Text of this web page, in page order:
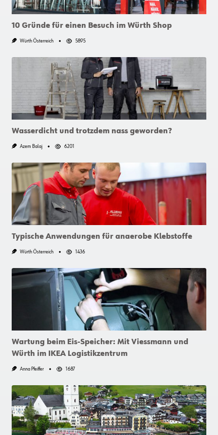
10 Gründe für einen Besuch im Würth Shop
Würth Österreich 5895
Wasserdicht und trotzdem nass geworden?
Azem Balaj 6201
Typische Anwendungen für anaerobe Klebstoffe
Würth Österreich 1436
Wartung beim Eis-Speicher: Mit Viessmann und
Würth im IKEA Logistikzentrum
Anna Pfeiffer 1687